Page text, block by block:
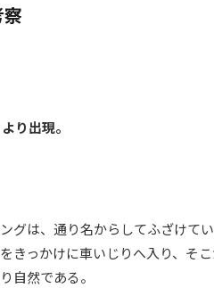
り出現。
グは、通り名からしてふざけて
きっかけに車いじりへ入り、そ
自然である。